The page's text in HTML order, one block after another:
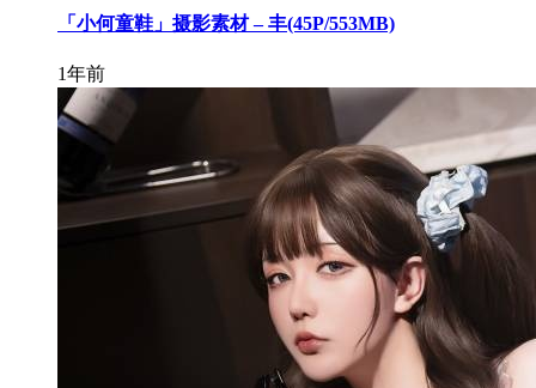
「小何童鞋」摄影素材 – 丰(45P/553MB)
1年前